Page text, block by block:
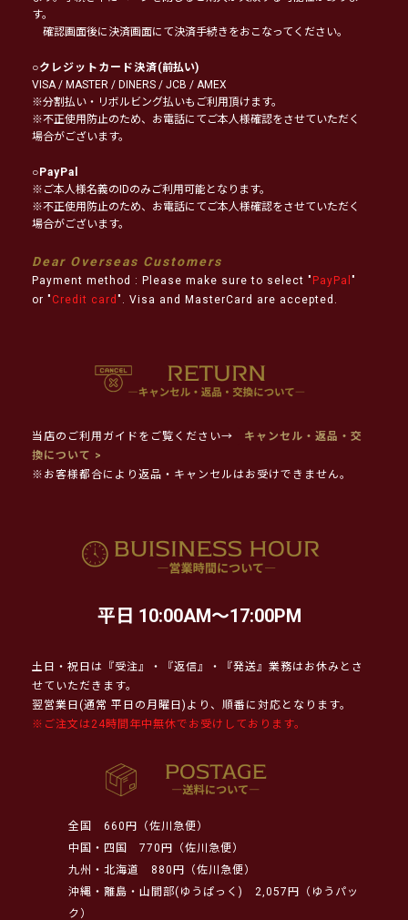
す。
確認画面後に決済画面にて決済手続きをおこなってください。
○クレジットカード決済(前払い)
VISA / MASTER / DINERS / JCB / AMEX
※分割払い・リボルビング払いもご利用頂けます。
※不正使用防止のため、お電話にてご本人様確認をさせていただく
場合がございます。
○PayPal
※ご本人様名義のIDのみご利用可能となります。
※不正使用防止のため、お電話にてご本人様確認をさせていただく
場合がございます。
Dear Overseas Customers
Payment method : Please make sure to select " PayPal "
or " Credit card ". Visa and MasterCard are accepted.
当店のご利用ガイドをご覧ください→
キャンセル・返品・交
換について >
※お客様都合により返品・キャンセルはお受けできません。
平日 10:00AM～17:00PM
土日・祝日は『受注』・『返信』・『発送』業務はお休みとさ
せていただきます。
翌営業日(通常 平日の月曜日)より、順番に対応となります。
※ご注文は24時間年中無休でお受けしております。
全国
660円（佐川急便）
中国・四国
770円（佐川急便）
九州・北海道
880円（佐川急便）
沖縄・離島・山間部(ゆうぱっく)
2,057円（ゆうパッ
ク）